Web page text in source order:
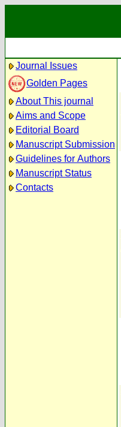
Journal Issues
Golden Pages
About This journal
Aims and Scope
Editorial Board
Manuscript Submission
Guidelines for Authors
Manuscript Status
Contacts